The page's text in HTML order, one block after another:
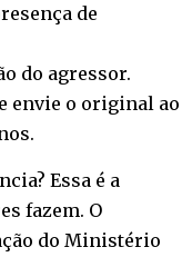
de
do agressor.
envie o original ao
Essa é a
fazem. O
do Ministério